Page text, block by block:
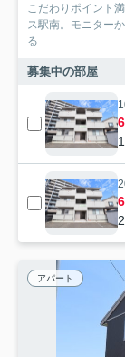
こだわりポイント
ス駅南。モニター
る
募集中の部屋
アパート